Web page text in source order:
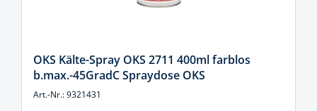
OKS Kälte-Spray OKS 2711 400ml farblos
b.max.-45GradC Spraydose OKS
Art.-Nr.: 9321431